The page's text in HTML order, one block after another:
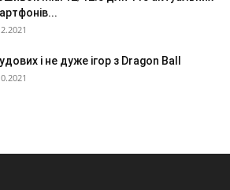
і не дуже ігор з Dragon Ball